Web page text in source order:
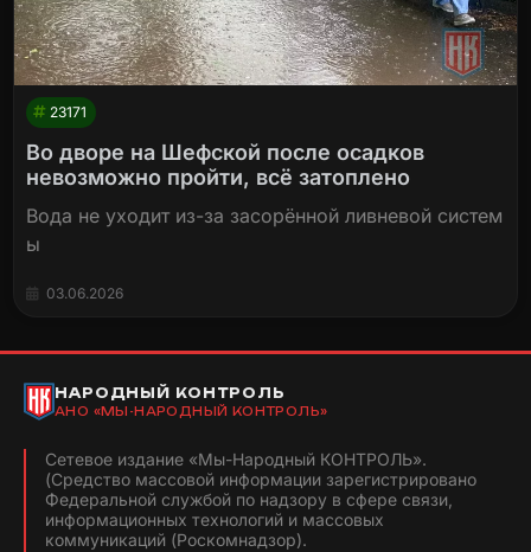
23171
Во дворе на Шефской после осадков
невозможно пройти, всё затоплено
Вода не уходит из-за засорённой ливневой систем
ы
03.06.2026
НАРОДНЫЙ КОНТРОЛЬ
АНО «МЫ-НАРОДНЫЙ КОНТРОЛЬ»
Сетевое издание «Мы-Народный КОНТРОЛЬ».
(Средство массовой информации зарегистрировано
Федеральной службой по надзору в сфере связи,
информационных технологий и массовых
коммуникаций (Роскомнадзор).